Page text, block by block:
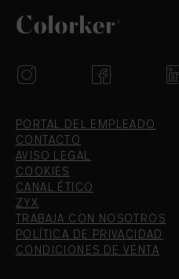
PORTAL DEL EMPLEADO
CONTACTO
AVISO LEGAL
COOKIES
CANAL ÉTICO
ZYX
TRABAJA CON NOSOTROS
POLÍTICA DE PRIVACIDAD
CONDICIONES DE VENTA